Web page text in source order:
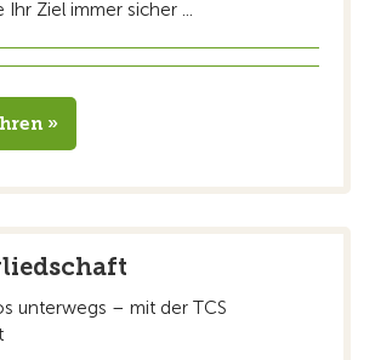
Ihr Ziel immer sicher ...
»
unterwegs – mit der TCS